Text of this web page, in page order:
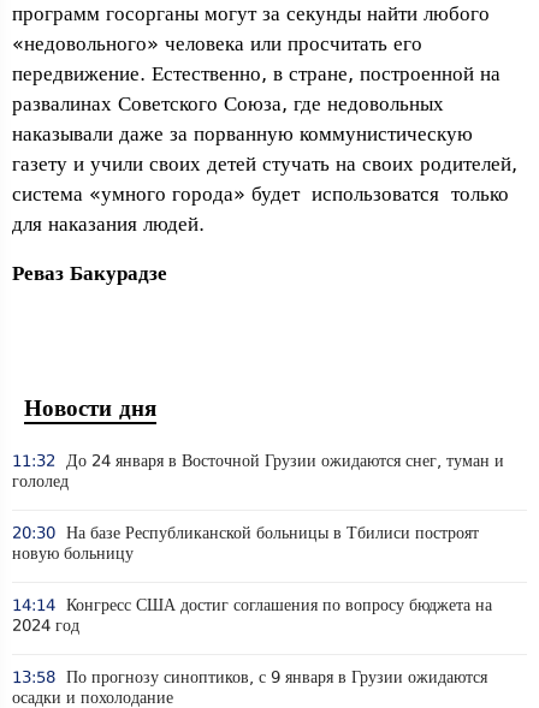
программ госорганы могут за секунды найти любого
«недовольного» человека или просчитать его
передвижение. Естественно, в стране, построенной на
развалинах Советского Союза, где недовольных
наказывали даже за порванную коммунистическую
газету и учили своих детей стучать на своих родителей,
система «умного города» будет использоватся только
для наказания людей.
Реваз Бакурадзе
Новости дня
11:32
До 24 января в Восточной Грузии ожидаются снег, туман и
гололед
20:30 На базе Республиканской больницы в Тбилиси построят
новую больницу
14:14 Конгресс США достиг соглашения по вопросу бюджета на
2024 год
13:58 По прогнозу синоптиков, с 9 января в Грузии ожидаются
осадки и похолодание